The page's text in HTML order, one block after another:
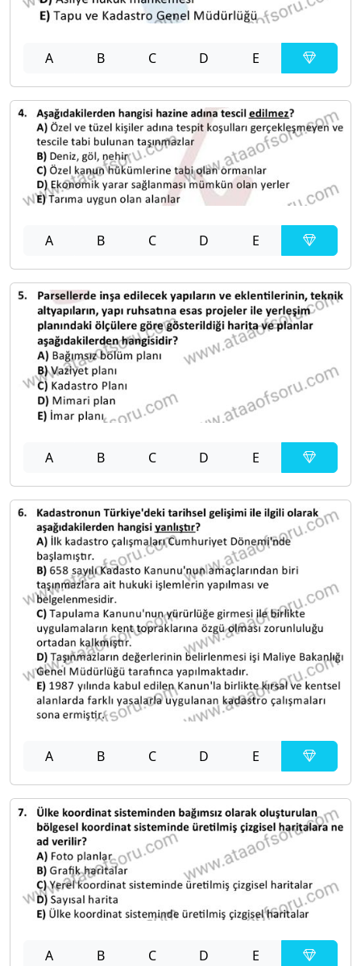
A B C D E
A B C D E
A B C D E
A B C D E
A B C D E